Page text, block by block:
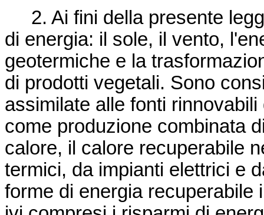
2. Ai fini della presente
di energia: il sole, il vento,
geotermiche e la
di prodotti vegetali. Sono
assimilate alle fonti
come produzione combinata
calore, il calore recuperabile
termici, da impianti elettrici e
forme di energia recuperabile